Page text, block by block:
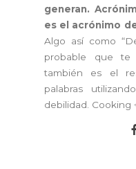
generan.
es el acrónimo
Algo así como
probable que te
también es el
palabras
debilidad. Cooking